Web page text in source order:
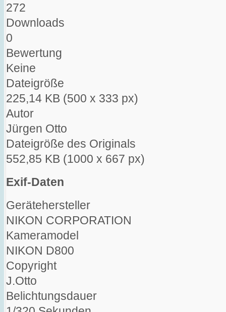
272
Downloads
0
Bewertung
Keine
Dateigröße
225,14 KB (500 x 333 px)
Autor
Jürgen Otto
Dateigröße des Originals
552,85 KB (1000 x 667 px)
Exif-Daten
Gerätehersteller
NIKON CORPORATION
Kameramodel
NIKON D800
Copyright
J.Otto
Belichtungsdauer